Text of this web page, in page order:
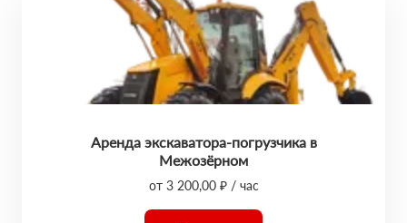
Аренда экскаватора-погрузчика в
Межозёрном
от 3 200,00 ₽ / час